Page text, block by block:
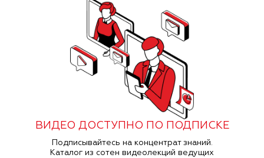
ВИДЕО ДОСТУПНО ПО ПОДПИСКЕ
Подписывайтесь на концентрат знаний.
Каталог из сотен видеолекций ведущих